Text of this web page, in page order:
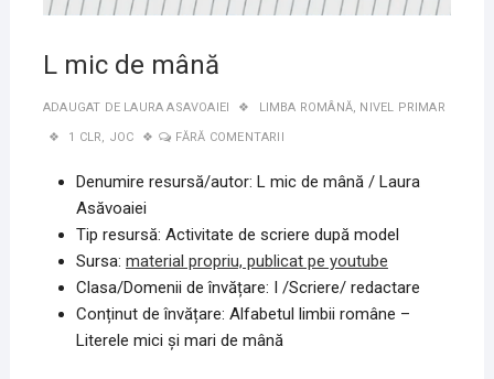
L mic de mână
ADAUGAT DE LAURA ASAVOAIEI LIMBA ROMÂNĂ, NIVEL PRIMAR
1 CLR, JOC FĂRĂ COMENTARII
Denumire resursă/autor: L mic de mână / Laura
Asăvoaiei
Tip resursă: Activitate de scriere după model
Sursa: material propriu, publicat pe youtube
Clasa/Domenii de învățare: I /Scriere/ redactare
Conținut de învățare: Alfabetul limbii române –
Literele mici şi mari de mână